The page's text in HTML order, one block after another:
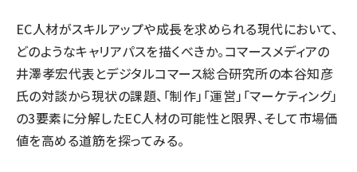
EC人材がスキルアップや成長を求められる現代において、
どのようなキャリアパスを描くべきか。コマースメディアの
井澤孝宏代表とデジタルコマース総合研究所の本谷知彦
氏の対談から現状の課題、「制作」「運営」「マーケティング」
の3要素に分解したEC人材の可能性と限界、そして市場価
値を高める道筋を探ってみる。